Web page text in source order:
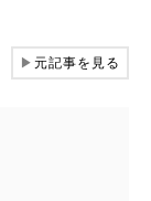
▶元記事を見る